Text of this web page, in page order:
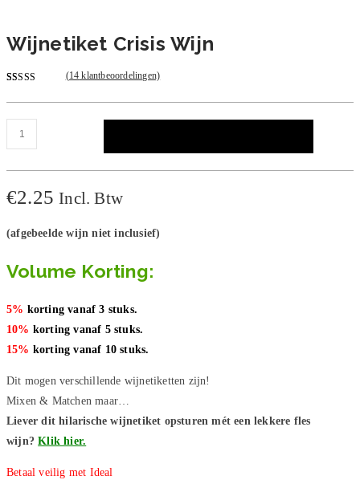
Wijnetiket Crisis Wijn
gebaseerd
klant
waarderingen
(14 klantbeoordelingen)
Wijnetiket
Crisis
Wijn
€2.25 Incl. Btw
(afgebeelde wijn niet inclusief)
Volume Korting:
5% korting vanaf 3 stuks.
10% korting vanaf 5 stuks.
15% korting vanaf 10 stuks.
Dit mogen verschillende wijnetiketten zijn!
Mixen & Matchen maar…
Liever dit hilarische wijnetiket opsturen mét een lekkere fles
wijn? Klik hier.
Betaal veilig met Ideal